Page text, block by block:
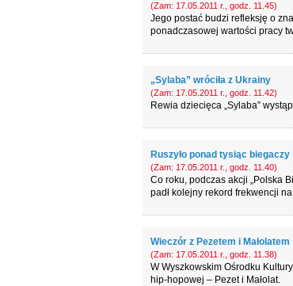
(Zam: 17.05.2011 r., godz. 11.45)
Jego postać budzi refleksję o
ponadczasowej wartości pracy
„Sylaba” wróciła z Ukrainy
(Zam: 17.05.2011 r., godz. 11.42)
Rewia dziecięca „Sylaba”
Ruszyło ponad tysiąc biegaczy
(Zam: 17.05.2011 r., godz. 11.40)
Co roku, podczas akcji „Polska
padł kolejny rekord frekwencji
Wieczór z Pezetem i Małolatem
(Zam: 17.05.2011 r., godz. 11.38)
W Wyszkowskim Ośrodku
hip-hopowej – Pezet i Małolat.